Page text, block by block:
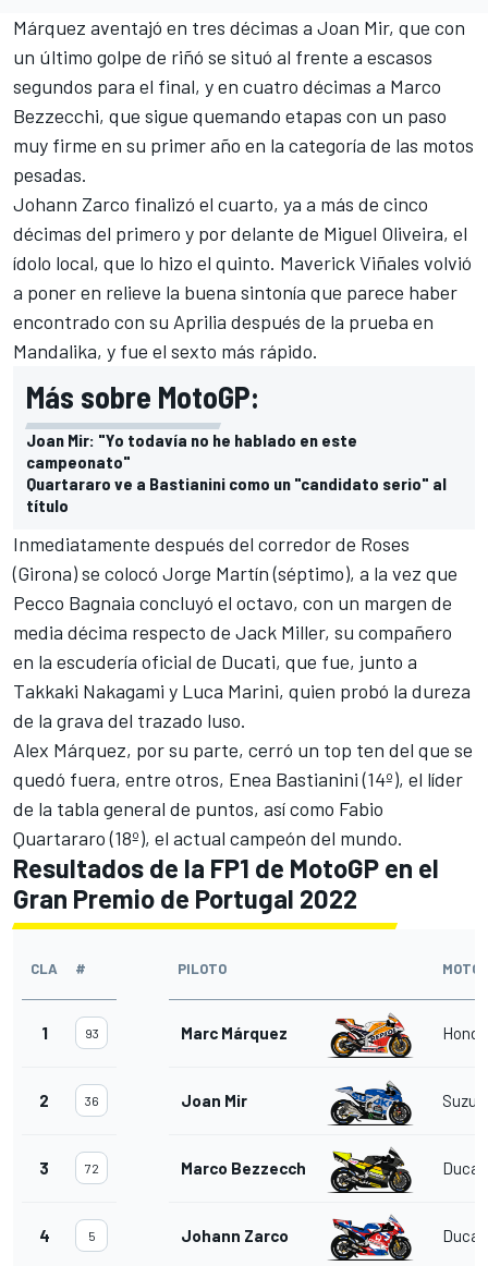
Márquez aventajó en tres décimas a Joan Mir, que con
un último golpe de riñó se situó al frente a escasos
segundos para el final, y en cuatro décimas a Marco
Bezzecchi, que sigue quemando etapas con un paso
muy firme en su primer año en la categoría de las motos
pesadas.
Johann Zarco finalizó el cuarto, ya a más de cinco
décimas del primero y por delante de Miguel Oliveira, el
ídolo local, que lo hizo el quinto. Maverick Viñales volvió
a poner en relieve la buena sintonía que parece haber
encontrado con su Aprilia después de la prueba en
Mandalika, y fue el sexto más rápido.
Más sobre MotoGP:
Joan Mir: "Yo todavía no he hablado en este
campeonato"
Quartararo ve a Bastianini como un "candidato serio" al
título
Inmediatamente después del corredor de Roses
(Girona) se colocó Jorge Martín(séptimo), a la vez que
Pecco Bagnaia concluyó el octavo, con un margen de
media décima respecto de Jack Miller, su compañero
en la escudería oficial de Ducati, que fue, junto a
Takkaki Nakagami y Luca Marini, quien probó la dureza
de la grava del trazado luso.
Alex Márquez, por su parte, cerró un top ten del que se
quedó fuera, entre otros, Enea Bastianini(14º), el líder
de la tabla general de puntos, así como Fabio
Quartararo(18º), el actual campeón del mundo.
Resultados de la FP1 de MotoGP en el
Gran Premio de Portugal 2022
CLA # PILOTO MOTO
1 93 Marc Márquez Honda
2 36 Joan Mir Suzuki
3 72 Marco Bezzecchi
4 5 Johann Zarco